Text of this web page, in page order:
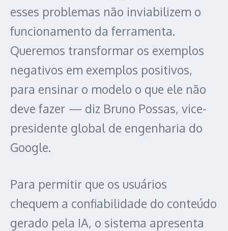
esses problemas não inviabilizem o
funcionamento da ferramenta.
Queremos transformar os exemplos
negativos em exemplos positivos,
para ensinar o modelo o que ele não
deve fazer — diz Bruno Possas, vice-
presidente global de engenharia do
Google.
Para permitir que os usuários
chequem a confiabilidade do conteúdo
gerado pela IA, o sistema apresenta